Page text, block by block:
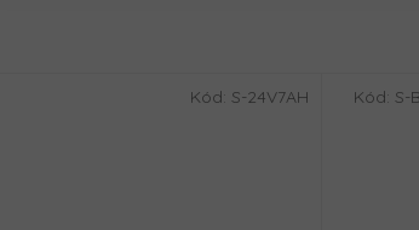
Kód: S-24V7AH Kód: S-